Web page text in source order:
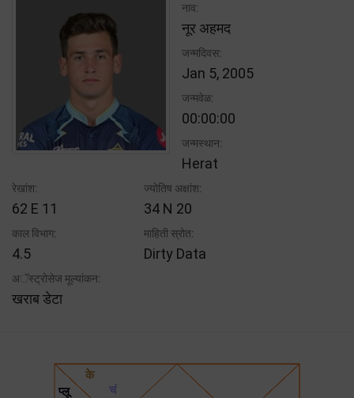
नाव:
नूर अहमद
जन्मदिवस:
Jan 5, 2005
जन्मवेळ:
00:00:00
जन्मस्थान:
Herat
रेखांश:
62 E 11
ज्योतिष अक्षांश:
34 N 20
काल विभाग:
4.5
माहिती स्रोत:
Dirty Data
अॅस्ट्रोसेज मूल्यांकन:
खराब डेटा